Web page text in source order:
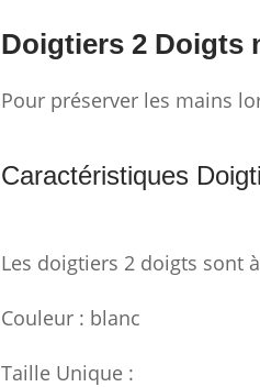
Doigtiers 2 Doigts
Pour préserver les mains
Caractéristiques
Les doigtiers 2 doigts sont
Couleur : blanc
Taille Unique :